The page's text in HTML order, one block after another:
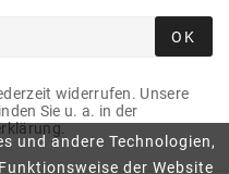
und andere Technologien,
der Website
OK
widerrufen. Unsere
Sie u. a. in der